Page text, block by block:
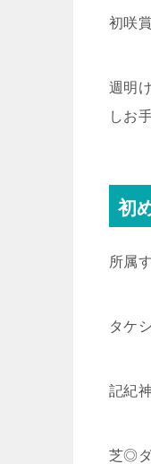
初咲
週明
しお
初
所属
タケ
記紀
芝◎ダ